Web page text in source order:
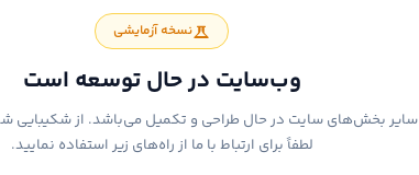
نسخه آزمایشی
وب‌سایت در حال توسعه است
سایر بخش‌های سایت در حال طراحی و تکمیل می‌باشد. از شکیبایی
لطفاً برای ارتباط با ما از راه‌های زیر استفاده نمایید.